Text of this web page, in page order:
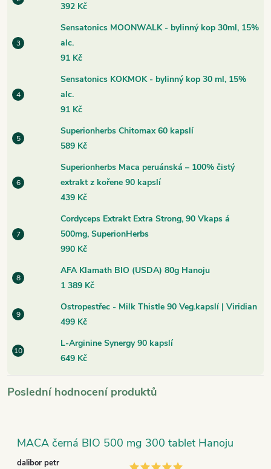
392 Kč
Sensatonics MOONWALK - bylinný kop 30ml, 15%
alc.
91 Kč
Sensatonics KOKMOK - bylinný kop 30 ml, 15%
alc.
91 Kč
Superionherbs Chitomax 60 kapslí
589 Kč
Superionherbs Maca peruánská – 100% čistý
extrakt z kořene 90 kapslí
439 Kč
Cordyceps Extrakt Extra Strong, 90 Vkaps á
500mg, SuperionHerbs
990 Kč
AFA Klamath BIO (USDA) 80g Hanoju
1 389 Kč
Ostropestřec - Milk Thistle 90 Veg.kapslí | Viridian
499 Kč
L-Arginine Synergy 90 kapslí
649 Kč
Poslední hodnocení produktů
MACA černá BIO 500 mg 300 tablet Hanoju
dalibor petr